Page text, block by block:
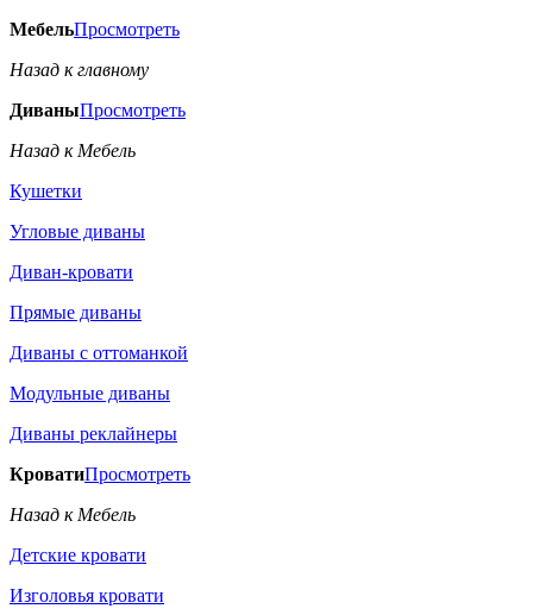
МебельПросмотреть
Назад к главному
ДиваныПросмотреть
Назад к Мебель
Кушетки
Угловые диваны
Диван-кровати
Прямые диваны
Диваны с оттоманкой
Модульные диваны
Диваны реклайнеры
КроватиПросмотреть
Назад к Мебель
Детские кровати
Изголовья кровати